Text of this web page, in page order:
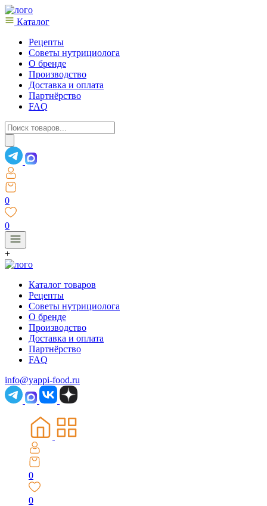
Каталог
Рецепты
Советы нутрициолога
О бренде
Производство
Доставка и оплата
Партнёрство
FAQ
Поиск
товаров
0
0
+
Каталог товаров
Рецепты
Советы нутрициолога
О бренде
Производство
Доставка и оплата
Партнёрство
FAQ
info@yappi-food.ru
0
0